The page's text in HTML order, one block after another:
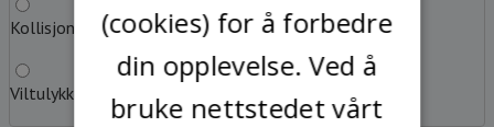
Kollisjon med annet kjøretøy
Viltulykke
(cookies) for å forbedre
din opplevelse. Ved å
bruke nettstedet vårt